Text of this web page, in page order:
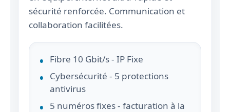
sécurité renforcée. Communication et
collaboration facilitées.
Fibre 10 Gbit/s - IP Fixe
Cybersécurité - 5 protections
antivirus
5 numéros fixes - facturation à la